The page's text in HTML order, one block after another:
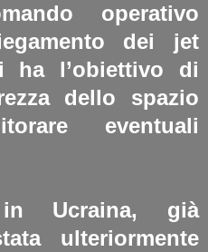
operativo
dei jet
ha l’obiettivo di
dello spazio
eventuali
Ucraina, già
ulteriormente